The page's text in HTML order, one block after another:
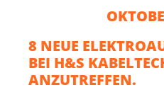
8 NEUE
BEI H&S
ANZUTREFFEN.